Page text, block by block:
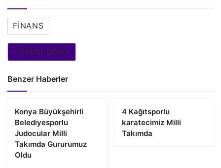
FINANS
YORUM BIRAK
Benzer Haberler
Konya Büyükşehirli
Belediyesporlu
Judocular Milli
Takımda Gururumuz
Oldu
4 Kağıtsporlu
karatecimiz Milli
Takımda